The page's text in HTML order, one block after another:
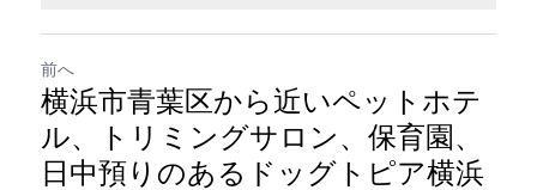
前へ
横浜市青葉区から近いペットホテ
ル、トリミングサロン、保育園、
日中預りのあるドッグトピア横浜